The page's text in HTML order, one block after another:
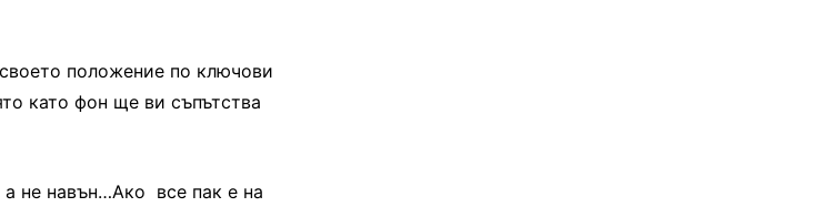
положение по ключови
като фон ще ви съпътства
не навън…Ако все пак е на